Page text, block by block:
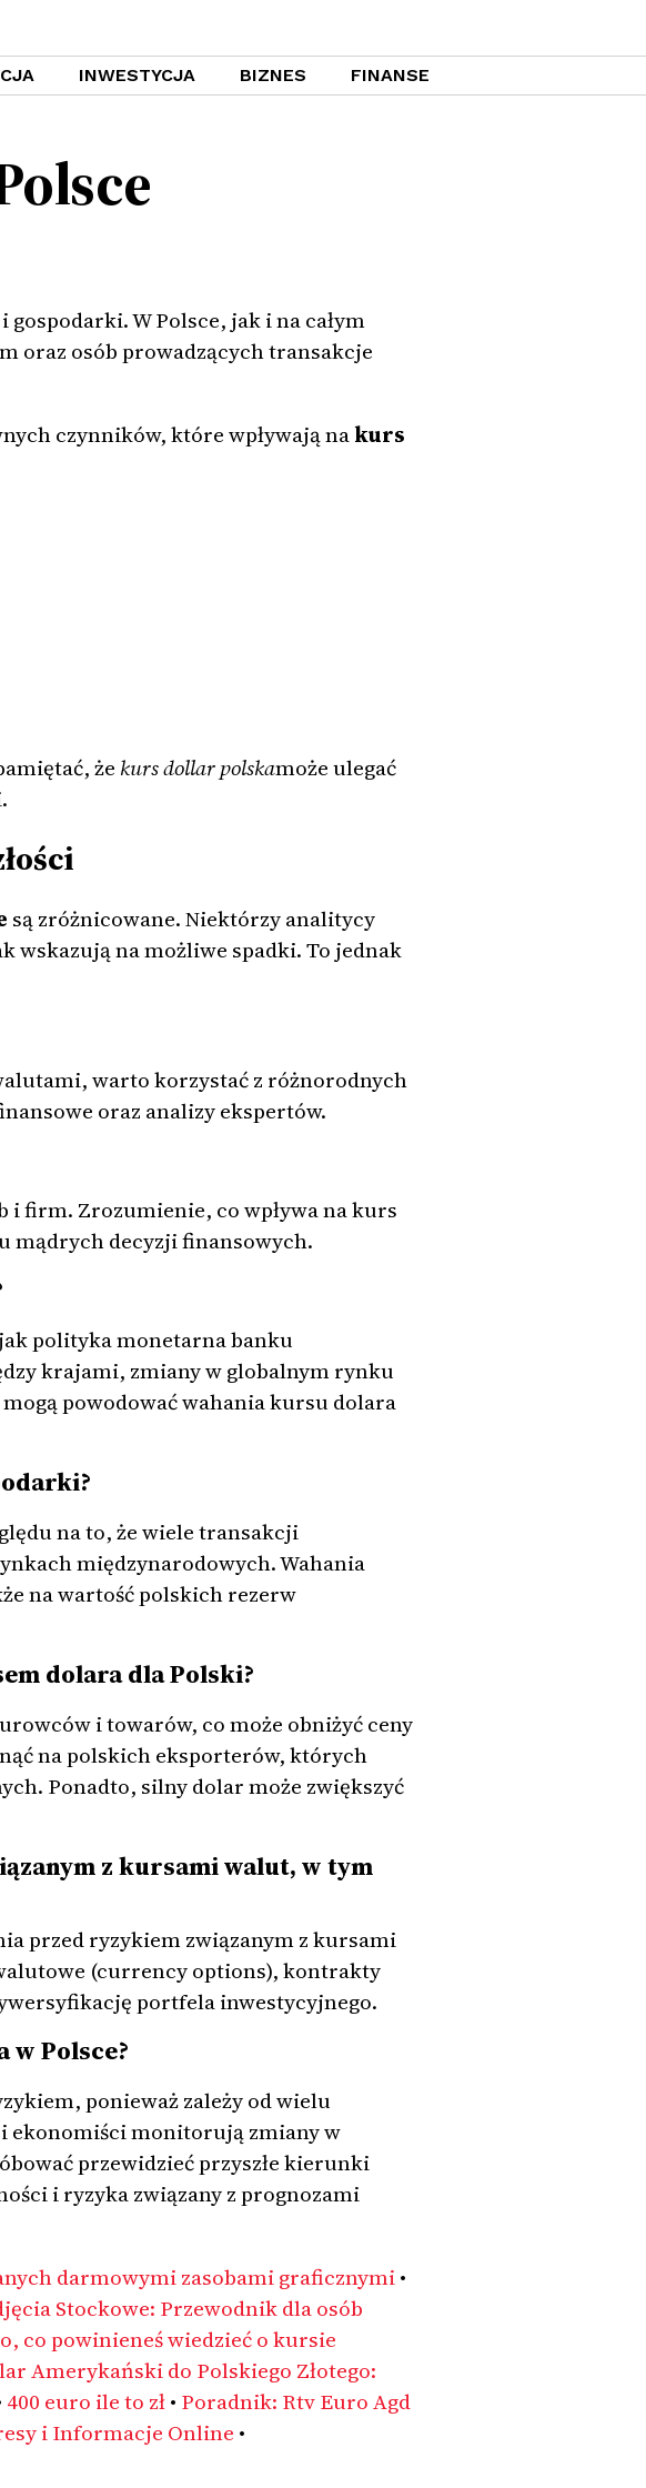
INWESTYCJA BIZNES FINANSE
W Polsce, jak i na całym
oraz osób prowadzących transakcje
czynników, które wpływają nakurs
że kurs dollar polskamoże ulegać
są zróżnicowane. Niektórzy analitycy
wskazują na możliwe spadki. To jednak
warto korzystać z różnorodnych
oraz analizy ekspertów.
i firm. Zrozumienie, co wpływa na kurs
mądrych decyzji finansowych.
polityka monetarna banku
krajami, zmiany w globalnym rynku
powodować wahania kursu dolara
na to, że wiele transakcji
międzynarodowych. Wahania
na wartość polskich rezerw
dolara dla Polski?
i towarów, co może obniżyć ceny
na polskich eksporterów, których
Ponadto, silny dolar może zwiększyć
z kursami walut, w tym
przed ryzykiem związanym z kursami
(currency options), kontrakty
portfela inwestycyjnego.
w Polsce?
ponieważ zależy od wielu
ekonomiści monitorują zmiany w
przewidzieć przyszłe kierunki
i ryzyka związany z prognozami
darmowymi zasobami graficznymi•
Stockowe: Przewodnik dla osób
co powinieneś wiedzieć o kursie
Amerykański do Polskiego Złotego:
400 euro ile to zł• Poradnik: Rtv Euro Agd
i Informacje Online •